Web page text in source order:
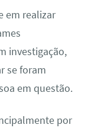
em realizar
investigação,
se foram
em questão.
por